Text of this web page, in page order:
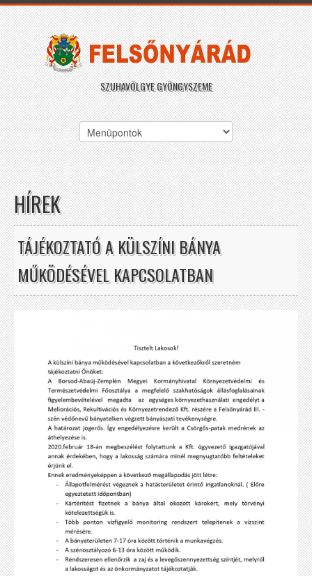
SZUHAVÖLGYE GYÖNGYSZEME
HÍREK
TÁJÉKOZTATÓ A KÜLSZÍNI BÁNYA
MŰKÖDÉSÉVEL KAPCSOLATBAN